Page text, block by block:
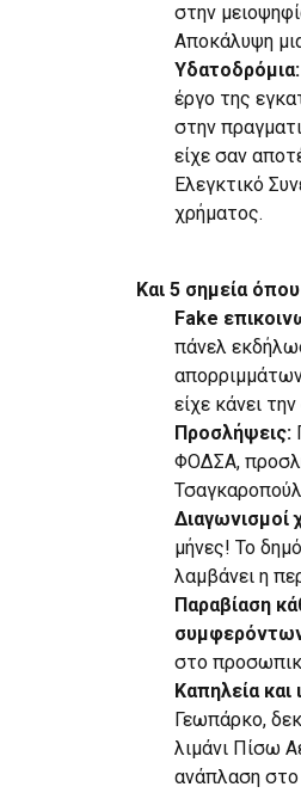
στην
Αποκάλυψη
Υδατοδρόμια:
έργο της
στην
είχε σαν
Ελεγκτικό
χρήματος.
Και 5 σημεία
Fake
πάνελ
είχε κάνει
Προσλήψεις:
ΦΟΔΣΑ,
Διαγωνισμοί
μήνες! Το
λαμβάνει η
Παραβίαση
στο
Καπηλεία
Γεωπάρκο,
λιμάνι Πίσω
ανάπλαση στο